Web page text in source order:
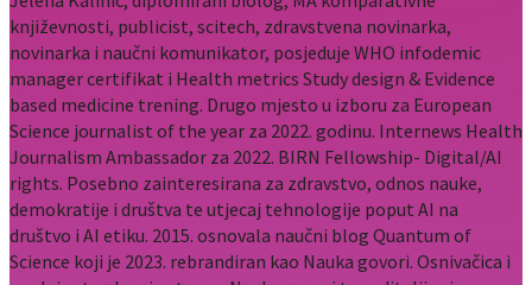
književnosti, publicist, scitech, zdravstvena novinarka,
novinarka i naučni komunikator, posjeduje WHO infodemic
manager certifikat i Health metrics Study design & Evidence
based medicine trening. Drugo mjesto u izboru za European
Science journalist of the year za 2022. godinu. Internews Health
Journalism Ambassador za 2022. BIRN Fellowship- Digital/AI
rights. Posebno zainteresirana za zdravstvo, odnos nauke,
demokratije i društva te utjecaj tehnologije poput AI na
društvo i AI etiku. 2015. osnovala naučni blog Quantum of
Science koji je 2023. rebrandiran kao Nauka govori. Osnivačica i